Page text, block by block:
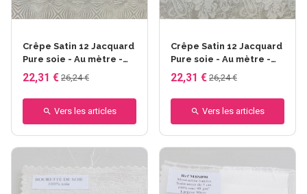
Crêpe Satin 12 Jacquard
Pure soie - Au mètre -
Dessin geometric 12 mm
- larg. 140cm- 52gr/m²
22,31 € 26,24 €
Vers les articles
Crêpe Satin 12 Jacquard
Pure soie - Au mètre -
Dessin paisley 12 mm -
larg. 140cm- 52gr/m²
22,31 € 26,24 €
Vers les articles